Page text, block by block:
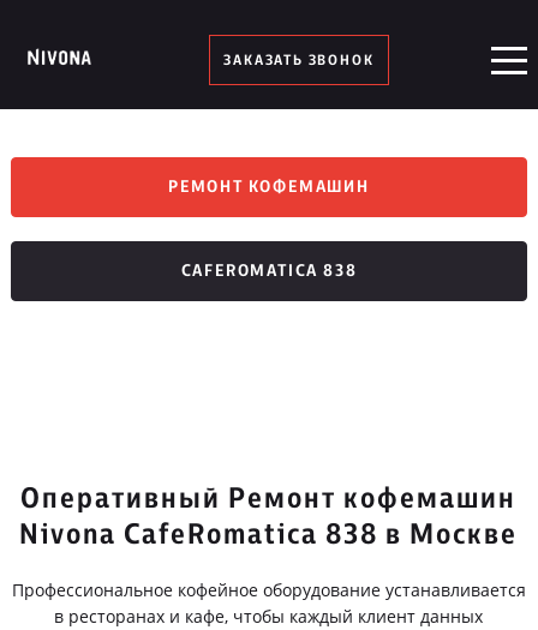
ЗАКАЗАТЬ ЗВОНОК
РЕМОНТ КОФЕМАШИН
CAFEROMATICA 838
Оперативный Ремонт кофемашин
Nivona CafeRomatica 838 в Москве
Профессиональное кофейное оборудование устанавливается
в ресторанах и кафе, чтобы каждый клиент данных